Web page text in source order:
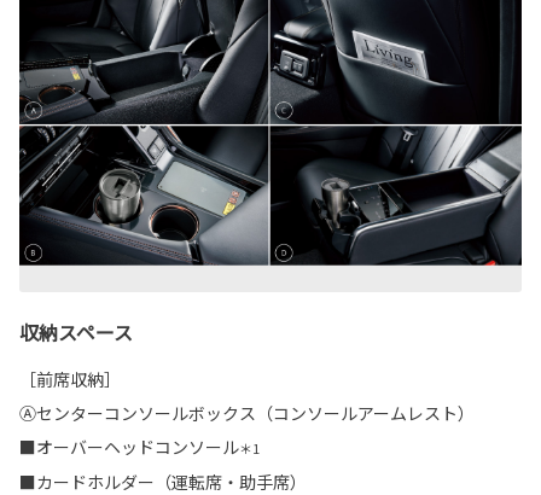
収納スペース
［前席収納］
Ⓐセンターコンソールボックス（コンソールアームレスト）
■オーバーヘッドコンソール＊1
■カードホルダー（運転席・助手席）